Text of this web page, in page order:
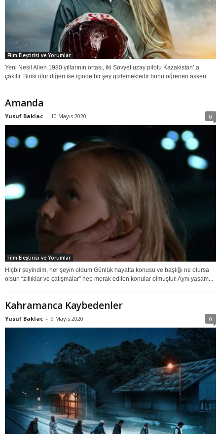
Film Eleştirisi ve Yorumlar
Yeni Nesil Alien 1980 yıllarının ortası, iki Sovyet uzay pilotu Kazakistan’ a
çakılır. Birisi ölür diğeri ise içinde bir şey gizlemektedir bunu öğrenen askeri...
Amanda
Yusuf Baklac - 10 Mayıs 2020 0
Film Eleştirisi ve Yorumlar
Hiçbir şeyindim, her şeyin oldum Günlük hayatta konusu ve başlığı ne olursa
olsun “zıtlıklar ve çatışmalar” hep merak edilen konular olmuştur. Aynı yaşam...
Kahramanca Kaybedenler
Yusuf Baklac - 9 Mayıs 2020 0